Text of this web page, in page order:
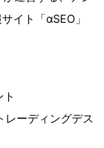
イト「αSEO」
ト
レーディングデス